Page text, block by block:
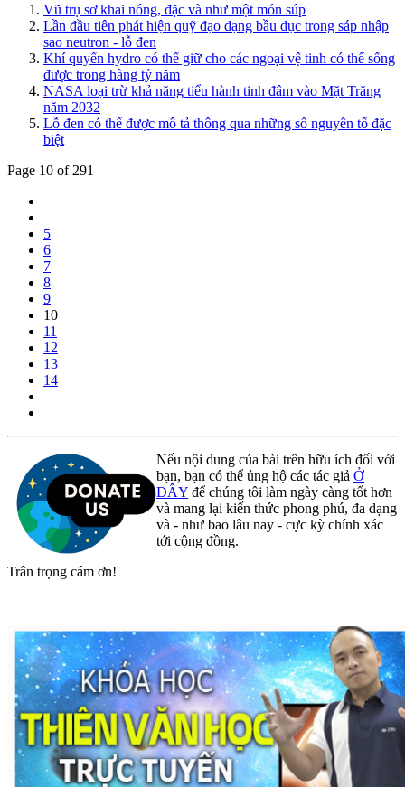
Vũ trụ sơ khai nóng, đặc và như một món súp
Lần đầu tiên phát hiện quỹ đạo dạng bầu dục trong sáp nhập
sao neutron - lỗ đen
Khí quyển hydro có thể giữ cho các ngoại vệ tinh có thể sống
được trong hàng tỷ năm
NASA loại trừ khả năng tiểu hành tinh đâm vào Mặt Trăng
năm 2032
Lỗ đen có thể được mô tả thông qua những số nguyên tố đặc
biệt
Page 10 of 291
5
6
7
8
9
10
11
12
13
14
Nếu nội dung của bài trên hữu ích đối với
bạn, bạn có thể ủng hộ các tác giả Ở
ĐÂY để chúng tôi làm ngày càng tốt hơn
và mang lại kiến thức phong phú, đa dạng
và - như bao lâu nay - cực kỳ chính xác
tới cộng đồng.
Trân trọng cám ơn!